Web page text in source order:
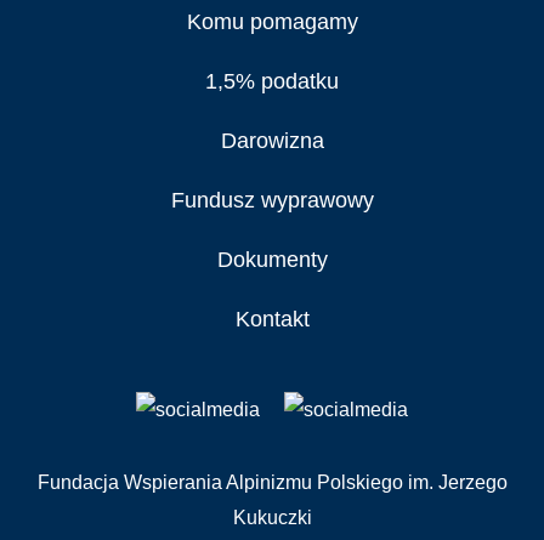
Komu pomagamy
1,5% podatku
Darowizna
Fundusz wyprawowy
Dokumenty
Kontakt
Fundacja Wspierania Alpinizmu Polskiego im. Jerzego
Kukuczki